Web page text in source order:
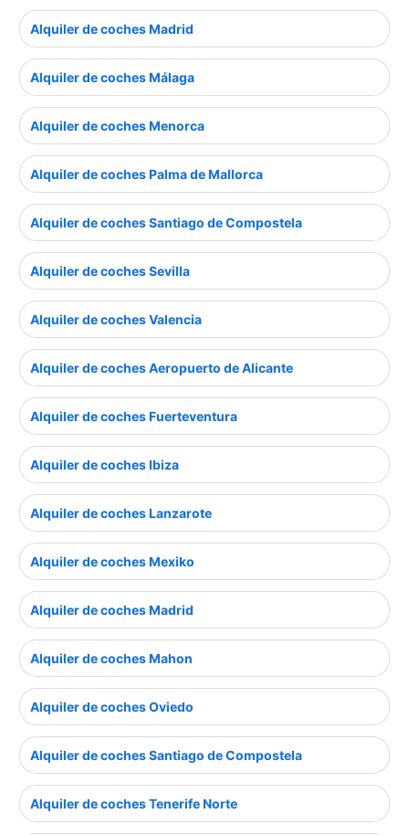
Alquiler de coches Madrid
Alquiler de coches Málaga
Alquiler de coches Menorca
Alquiler de coches Palma de Mallorca
Alquiler de coches Santiago de Compostela
Alquiler de coches Sevilla
Alquiler de coches Valencia
Alquiler de coches Aeropuerto de Alicante
Alquiler de coches Fuerteventura
Alquiler de coches Ibiza
Alquiler de coches Lanzarote
Alquiler de coches Mexiko
Alquiler de coches Madrid
Alquiler de coches Mahon
Alquiler de coches Oviedo
Alquiler de coches Santiago de Compostela
Alquiler de coches Tenerife Norte